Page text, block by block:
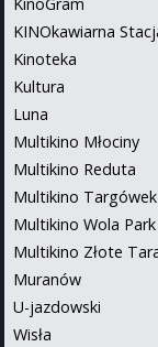
KINOkawiarna
Kinoteka
Kultura
Luna
Multikino Młociny
Multikino Reduta
Multikino Targówek
Multikino Wola Park
Multikino Złote
Muranów
U-jazdowski
Wisła